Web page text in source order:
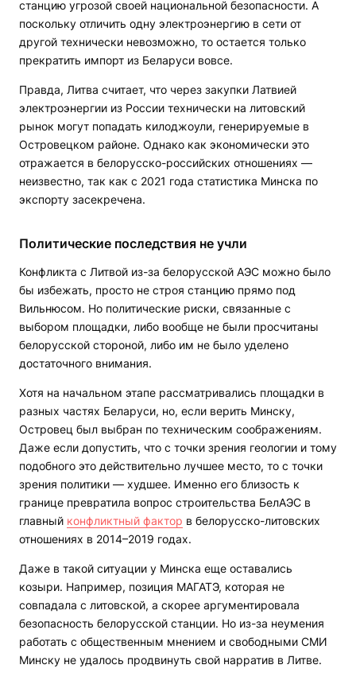
станцию угрозой своей национальной безопасности. А
поскольку отличить одну электроэнергию в сети от
другой технически невозможно, то остается только
прекратить импорт из Беларуси вовсе.
Правда, Литва считает, что через закупки Латвией
электроэнергии из России технически на литовский
рынок могут попадать килоджоули, генерируемые в
Островецком районе. Однако как экономически это
отражается в белорусско-российских отношениях —
неизвестно, так как с 2021 года статистика Минска по
экспорту засекречена.
Политические последствия не учли
Конфликта с Литвой из-за белорусской АЭС можно было
бы избежать, просто не строя станцию прямо под
Вильнюсом. Но политические риски, связанные с
выбором площадки, либо вообще не были просчитаны
белорусской стороной, либо им не было уделено
достаточного внимания.
Хотя на начальном этапе рассматривались площадки в
разных частях Беларуси, но, если верить Минску,
Островец был выбран по техническим соображениям.
Даже если допустить, что с точки зрения геологии и тому
подобного это действительно лучшее место, то с точки
зрения политики — худшее. Именно его близость к
границе превратила вопрос строительства БелАЭС в
главный конфликтный фактор в белорусско-литовских
отношениях в 2014–2019 годах.
Даже в такой ситуации у Минска еще оставались
козыри. Например, позиция МАГАТЭ, которая не
совпадала с литовской, а скорее аргументировала
безопасность белорусской станции. Но из-за неумения
работать с общественным мнением и свободными СМИ
Минску не удалось продвинуть свой нарратив в Литве.